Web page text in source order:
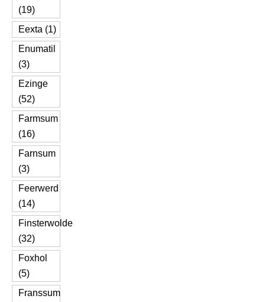
(19)
Eexta (1)
Enumatil
(3)
Ezinge
(52)
Farmsum
(16)
Farnsum
(3)
Feerwerd
(14)
Finsterwolde
(32)
Foxhol
(5)
Franssum